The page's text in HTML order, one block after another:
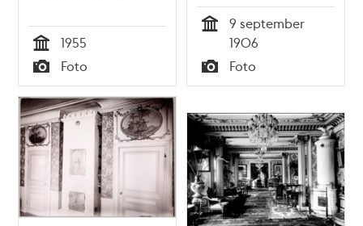
Tid
1955
Typ
Foto
9 september
1906
Typ
Foto